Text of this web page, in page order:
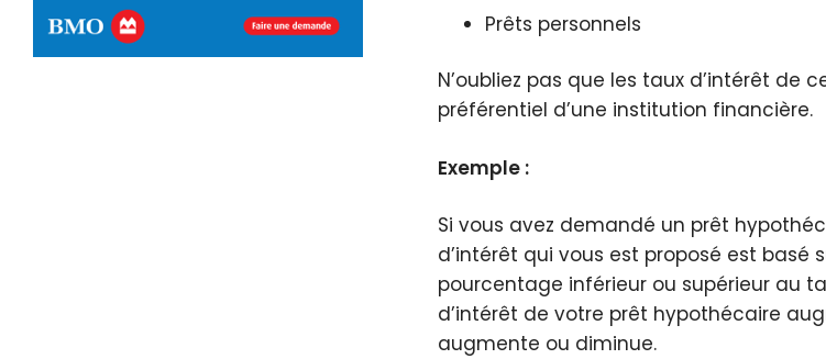
Prêts personnels
N’oubliez pas que les taux d’intérêt de
préférentiel d’une institution financière.
Exemple :
Si vous avez demandé un prêt
d’intérêt qui vous est proposé est basé
pourcentage inférieur ou supérieur au
d’intérêt de votre prêt hypothécaire
augmente ou diminue.